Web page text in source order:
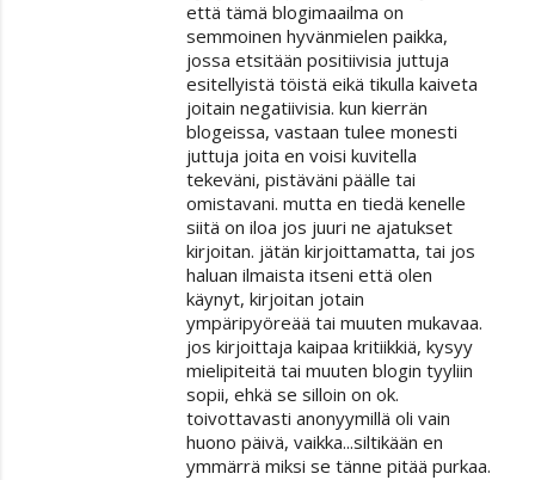
että tämä blogimaailma on
semmoinen hyvänmielen paikka,
jossa etsitään positiivisia juttuja
esitellyistä töistä eikä tikulla kaiveta
joitain negatiivisia. kun kierrän
blogeissa, vastaan tulee monesti
juttuja joita en voisi kuvitella
tekeväni, pistäväni päälle tai
omistavani. mutta en tiedä kenelle
siitä on iloa jos juuri ne ajatukset
kirjoitan. jätän kirjoittamatta, tai jos
haluan ilmaista itseni että olen
käynyt, kirjoitan jotain
ympäripyöreää tai muuten mukavaa.
jos kirjoittaja kaipaa kritiikkiä, kysyy
mielipiteitä tai muuten blogin tyyliin
sopii, ehkä se silloin on ok.
toivottavasti anonyymillä oli vain
huono päivä, vaikka...siltikään en
ymmärrä miksi se tänne pitää purkaa.